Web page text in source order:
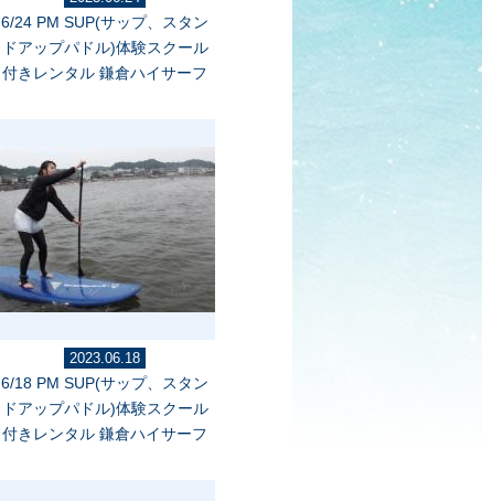
6/24 PM SUP(サップ、スタン
ドアップパドル)体験スクール
付きレンタル 鎌倉ハイサーフ
2023.06.18
6/18 PM SUP(サップ、スタン
ドアップパドル)体験スクール
付きレンタル 鎌倉ハイサーフ